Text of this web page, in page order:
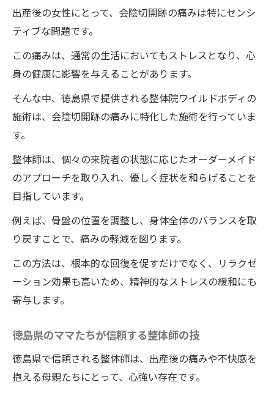
出産後の女性にとって、会陰切開跡の痛みは特にセンシ
ティブな問題です。
この痛みは、通常の生活においてもストレスとなり、心
身の健康に影響を与えることがあります。
そんな中、徳島県で提供される整体院ワイルドボディの
施術は、会陰切開跡の痛みに特化した施術を行っていま
す。
整体師は、個々の来院者の状態に応じたオーダーメイド
のアプローチを取り入れ、優しく症状を和らげることを
目指しています。
例えば、骨盤の位置を調整し、身体全体のバランスを取
り戻すことで、痛みの軽減を図ります。
この方法は、根本的な回復を促すだけでなく、リラクゼ
ーション効果も高いため、精神的なストレスの緩和にも
寄与します。
徳島県のママたちが信頼する整体師の技
徳島県で信頼される整体師は、出産後の痛みや不快感を
抱える母親たちにとって、心強い存在です。